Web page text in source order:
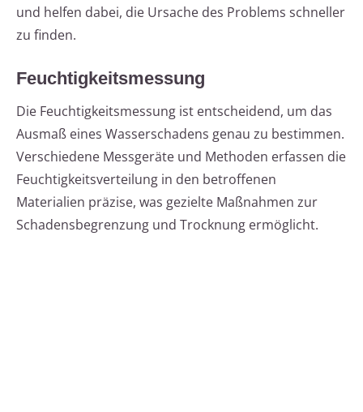
und helfen dabei, die Ursache des Problems schneller
zu finden.
Feuchtigkeitsmessung
Die Feuchtigkeitsmessung ist entscheidend, um das
Ausmaß eines Wasserschadens genau zu bestimmen.
Verschiedene Messgeräte und Methoden erfassen die
Feuchtigkeitsverteilung in den betroffenen
Materialien präzise, was gezielte Maßnahmen zur
Schadensbegrenzung und Trocknung ermöglicht.